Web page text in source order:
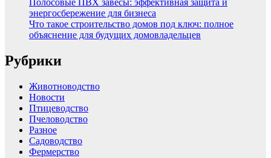
Полосовые ПВХ завесы: эффективная защита и
энергосбережение для бизнеса
Что такое строительство домов под ключ: полное
объяснение для будущих домовладельцев
Рубрики
Животноводство
Новости
Птицеводство
Пчеловодство
Разное
Садоводство
Фермерство